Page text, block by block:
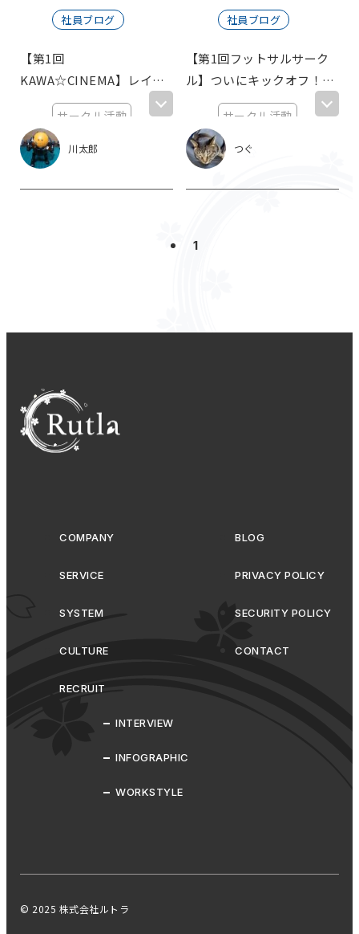
Dr.STONE
チ。ー地球の運動についてー
プラネテス
SNSって便利
だけど怖い
ブラウザ移行
全社員総会
決算報告会
豪華すぎる景品
ボウリング
おやすみプンプン
デスク環境
夏の思い出
私の好きなシーン
インドア
2023年もよろしく
AI
映画部
リフレッシュサークル
ルトラ料理部(非公認)
私の好きな映画
投資経済学部
社員ブログ
【第1回
KAWA☆CINEMA】レイト
ショーで映画を観てきたよ
サークル活動
新宿
KAWA☆CINEMA
川太郎
社員ブログ
【第1回フットサルサーク
ル】ついにキックオフ！ル
トラ フットサルサーク
サークル活動
東京オフィス
新宿
つぐ
1
COMPANY
SERVICE
SYSTEM
CULTURE
RECRUIT
INTERVIEW
INFOGRAPHIC
WORKSTYLE
BLOG
PRIVACY POLICY
SECURITY POLICY
CONTACT
© 2025 株式会社ルトラ